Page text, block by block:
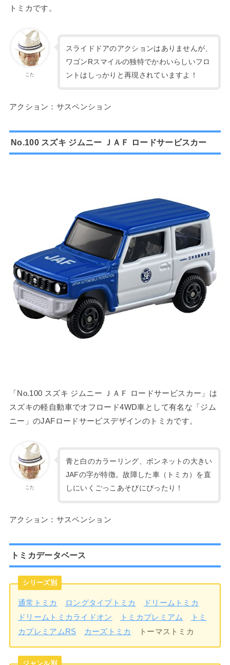
トミカです。
こた
スライドドアのアクションはありませんが、
ワゴンRスマイルの独特でかわいらしいフロ
ントはしっかりと再現されていますよ！
アクション：サスペンション
No.100 スズキ ジムニー ＪＡＦ ロードサービスカー
「No.100 スズキ ジムニー ＪＡＦ ロードサービスカー」は
スズキの軽自動車でオフロード4WD車として有名な「ジム
ニー」のJAFロードサービスデザインのトミカです。
こた
青と白のカラーリング、ボンネットの大きい
JAFの字が特徴。故障した車（トミカ）を直
しにいくごっこあそびにぴったり！
アクション：サスペンション
トミカデータベース
シリーズ別
通常トミカ ロングタイプトミカ
ドリームトミカ
ドリームトミカライドオン
トミカプレミアム
トミ
カプレミアムRS
カーズトミカ トーマストミカ
ジャンル別